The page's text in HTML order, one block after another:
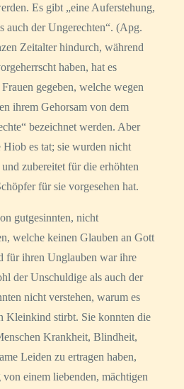
Es gibt „eine Auferstehung,
auch der Ungerechten“. (Apg.
Zeitalter hindurch, während
haben, hat es
gegeben, welche wegen
ihrem Gehorsam von dem
bezeichnet werden. Aber
es tat; sie wurden nicht
zubereitet für die erhöhten
für sie vorgesehen hat.
gutgesinnten, nicht
welche keinen Glauben an Gott
für ihren Unglauben war ihre
der Unschuldige als auch der
nicht verstehen, warum es
Kleinkind stirbt. Sie konnten die
Krankheit, Blindheit,
Leiden zu ertragen haben,
einem liebenden, mächtigen